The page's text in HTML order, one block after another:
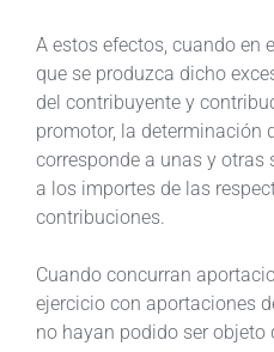
A estos efectos, cuando en
que se produzca dicho
del contribuyente y
promotor, la determinación
corresponde a unas y otras
a los importes de las
contribuciones.
Cuando concurran
ejercicio con aportaciones
no hayan podido ser objeto